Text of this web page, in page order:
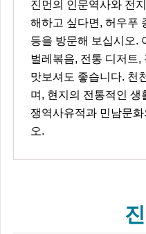
진먼의 인문역사와 전
해하고 싶다면, 허우푸
등을 방문해 보십시오.
벌레볶음, 전통 디저트,
맛보셔도 좋습니다. 천
며, 현지의 전통적인 생
쟁역사유적과 민남문
오.